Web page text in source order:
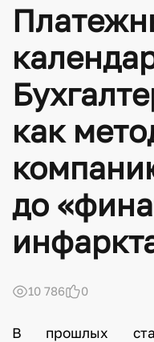
как
до
10 786 0
В прошлых